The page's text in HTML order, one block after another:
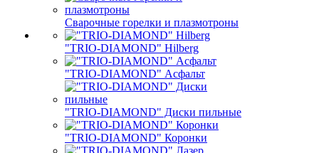
Сварочные горелки и плазмотроны
"TRIO-DIAMOND" Hilberg
"TRIO-DIAMOND" Асфальт
"TRIO-DIAMOND" Диски пильные
"TRIO-DIAMOND" Коронки